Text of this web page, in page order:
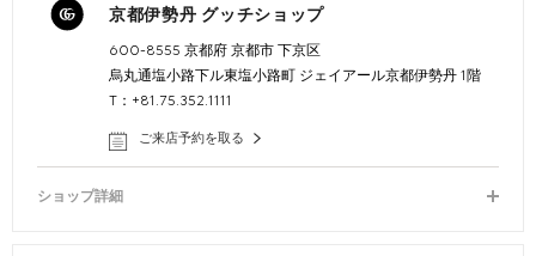
京都伊勢丹 グッチショップ
600-8555 京都府 京都市 下京区
烏丸通塩小路下ル東塩小路町 ジェイアール京都伊勢丹 1階
T：+81.75.352.1111
ご来店予約を取る
ショップ詳細